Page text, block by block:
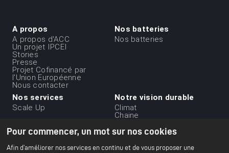
Pour commencer, un mot sur nos cookies
Afin d’améliorer nos services en continu et de vous proposer une
Menu
du
footer
-
1ere
ligne
A propos
A propos d'ACC
Un projet IPCEI
Stories
Presse
Projet Cofinancé par
l'Union Européenne
Nous contacter
Nos batteries
Nos batteries
Nos services
Scale Up
Notre vision durable
Climat
Chaine
durable
des affaires